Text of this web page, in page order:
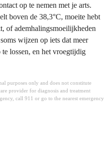
op te nemen met je arts.
boven de 38,3°C, moeite hebt
of ademhalingsmoeilijkheden
wijzen op iets dat meer
lossen, en het vroegtijdig
purposes only and does not constitute
provider for diagnosis and treatment
call 911 or go to the nearest emergency